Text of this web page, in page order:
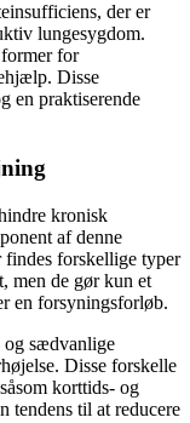
der er
lungesygdom.
for
Disse
en praktiserende
kronisk
af denne
forskellige typer
men de gør kun et
en forsyningsforløb.
og sædvanlige
Disse forskelle
korttids- og
tendens til at reducere